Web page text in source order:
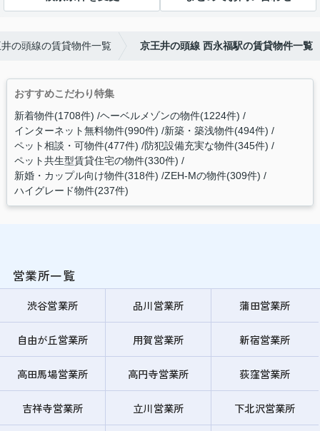
の頭線の賃貸物件一覧 京王井の頭線 西永福駅の賃貸物件一覧
おすすめこだわり特集
新着物件(1708件) ヘーベルメゾンの物件(1224件)
インターネット無料物件(990件) 新築・築浅物件(494件)
ペット相談・可物件(477件) 防犯設備充実な物件(345件)
ペット共生型賃貸住宅の物件(330件)
新婚・カップル向け物件(318件) ZEH-Mの物件(309件)
ハイグレード物件(237件)
営業所一覧
渋谷営業所 品川営業所 蒲田営業所
自由が丘営業所 用賀営業所 新宿営業所
高田馬場営業所 高円寺営業所 荻窪営業所
吉祥寺営業所 立川営業所 下北沢営業所